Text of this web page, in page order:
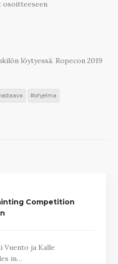
osoitteeseen
löytyessä. Ropecon 2019
ohjelma
Competition
ja Kalle
in…